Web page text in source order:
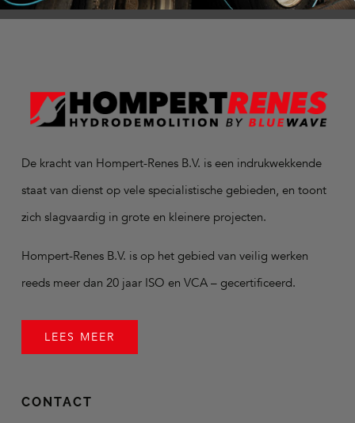
De kracht van Hompert-Renes B.V. is een indrukwekkende
staat van dienst op vele specialistische gebieden, en toont
zich slagvaardig in grote en kleinere projecten.
Hompert-Renes B.V. is op het gebied van veilig werken
reeds meer dan 20 jaar ISO en VCA – gecertificeerd.
LEES MEER
CONTACT